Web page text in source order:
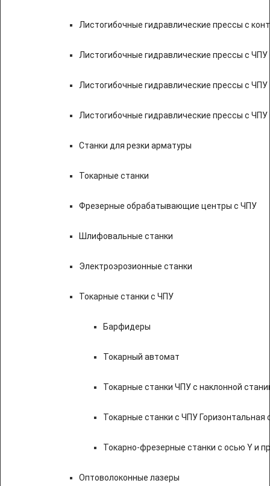
Листогибочные гидравлические прессы с
Листогибочные гидравлические прессы с
Листогибочные гидравлические прессы с ЧПУ
Листогибочные гидравлические прессы с
Станки для резки арматуры
Токарные станки
Фрезерные обрабатывающие центры с ЧПУ
Шлифовальные станки
Электроэрозионные станки
Токарные станки с ЧПУ
Барфидеры
Токарный автомат
Токарные станки ЧПУ c наклонной
Токарные станки с ЧПУ Горизонтальная
Токарно-фрезерные станки с осью Y и
Оптоволоконные лазеры